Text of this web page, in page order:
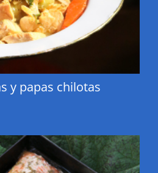
y papas chilotas